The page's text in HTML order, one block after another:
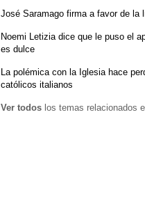
José Saramago firma a favor de la
Noemi Letizia dice que le puso el
es dulce
La polémica con la Iglesia hace
católicos italianos
Ver todos los temas relacionados